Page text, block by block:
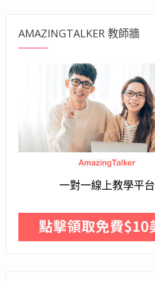
AMAZINGTALKER 教師牆
一對一線上教學平台